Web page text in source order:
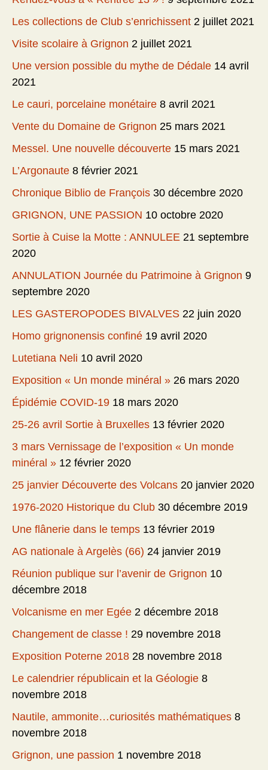
Les collections de Club s’enrichissent 2 juillet 2021
Visite scolaire à Grignon 2 juillet 2021
Une version possible du mythe de Dédale 14 avril
2021
Le cauri, porcelaine monétaire 8 avril 2021
Vente du Domaine de Grignon 25 mars 2021
Messel. Une nouvelle découverte 15 mars 2021
L’Argonaute 8 février 2021
Chronique Biblio de François 30 décembre 2020
GRIGNON, UNE PASSION 10 octobre 2020
Sortie à Cuise la Motte : ANNULEE 21 septembre
2020
ANNULATION Journée du Patrimoine à Grignon 9
septembre 2020
LES GASTEROPODES BIVALVES 22 juin 2020
Homo grignonensis confiné 19 avril 2020
Lutetiana Neli 10 avril 2020
Exposition « Un monde minéral » 26 mars 2020
Épidémie COVID-19 18 mars 2020
25-26 avril Sortie à Bruxelles 13 février 2020
3 mars Vernissage de l’exposition « Un monde
minéral » 12 février 2020
25 janvier Découverte des Volcans 20 janvier 2020
1976-2020 Historique du Club 30 décembre 2019
Une flânerie dans le temps 13 février 2019
AG nationale à Argelès (66) 24 janvier 2019
Réunion publique sur l’avenir de Grignon 10
décembre 2018
Volcanisme en mer Egée 2 décembre 2018
Changement de classe ! 29 novembre 2018
Exposition Poterne 2018 28 novembre 2018
Le calendrier républicain et la Géologie 8
novembre 2018
Nautile, ammonite…curiosités mathématiques 8
novembre 2018
Grignon, une passion 1 novembre 2018